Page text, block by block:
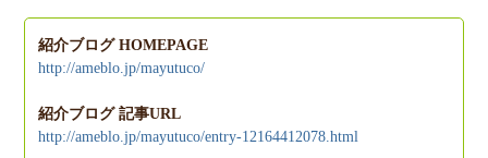
紹介ブログ HOMEPAGE
http://ameblo.jp/mayutuco/
紹介ブログ 記事URL
http://ameblo.jp/mayutuco/entry-12164412078.html